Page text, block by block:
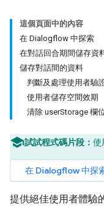
這個頁面中的內容
在 Dialogflow 中探索
在對話回合期間儲存資
儲存對話間的資料
判斷及處理使用者驗
使用者儲存空間效期
清除 userStorage 欄
試試程式碼片段： 使
在 Dialogflow 中探
提供絕佳使用者體驗